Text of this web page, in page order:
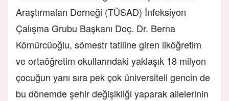
Araştırmaları Derneği (TÜSAD) İnfeksiyon
Çalışma Grubu Başkanı Doç. Dr. Berna
Kömürcüoğlu, sömestr tatiline giren ilköğretim
ve ortaöğretim okullarındaki yaklaşık 18 milyon
çocuğun yanı sıra pek çok üniversiteli gencin de
bu dönemde şehir değişikliği yaparak ailelerinin